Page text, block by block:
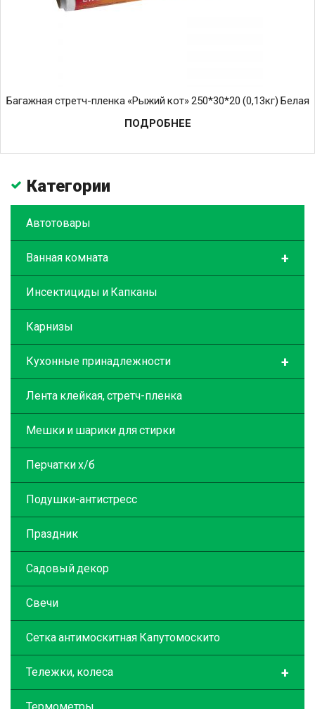
Багажная стретч-пленка «Рыжий кот» 250*30*20 (0,13кг) Белая
ПОДРОБНЕЕ
Категории
Автотовары
+
Ванная комната
Инсектициды и Капканы
Карнизы
+
Кухонные принадлежности
Лента клейкая, стретч-пленка
Мешки и шарики для стирки
Перчатки х/б
Подушки-антистресс
Праздник
Садовый декор
Свечи
Сетка антимоскитная Капутомоскито
+
Тележки, колеса